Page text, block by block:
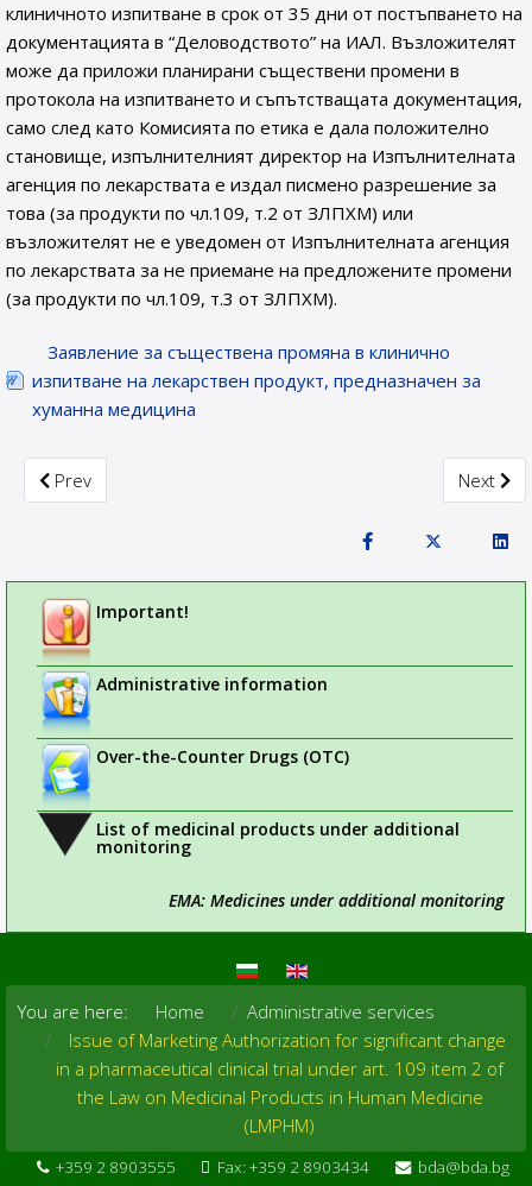
клиничното изпитване в срок от 35 дни от постъпването на
документацията в “Деловодството” на ИАЛ. Възложителят
може да приложи планирани съществени промени в
протокола на изпитването и съпътстващата документация,
само след като Комисията по етика е дала положително
становище, изпълнителният директор на Изпълнителната
агенция по лекарствата е издал писмено разрешение за
това (за продукти по чл.109, т.2 от ЗЛПХМ) или
възложителят не е уведомен от Изпълнителната агенция
по лекарствата за не приемане на предложените промени
(за продукти по чл.109, т.3 от ЗЛПХМ).
Заявление за съществена промяна в клинично
изпитване на лекарствен продукт, прeдназначен за
хуманна медицина
Previous article: Approval of non-interventional
Prev Next
Next
Important!
Administrative information
Over-the-Counter Drugs (OTC)
List of medicinal products under additional
monitoring
EMA: Medicines under additional monitoring
You are here: Home
Administrative services
Issue of Marketing Authorization for significant change
in a pharmaceutical clinical trial under art. 109 item 2 of
the Law on Medicinal Products in Human Medicine
(LMPHM)
+359 2 8903555 Fax: +359 2 8903434 bda@bda.bg